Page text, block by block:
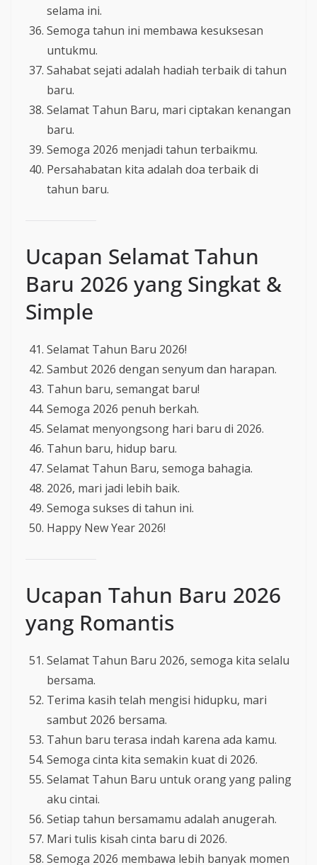
selama ini.
Semoga tahun ini membawa kesuksesan
untukmu.
Sahabat sejati adalah hadiah terbaik di tahun
baru.
Selamat Tahun Baru, mari ciptakan kenangan
baru.
Semoga 2026 menjadi tahun terbaikmu.
Persahabatan kita adalah doa terbaik di
tahun baru.
Ucapan Selamat Tahun
Baru 2026 yang Singkat &
Simple
Selamat Tahun Baru 2026!
Sambut 2026 dengan senyum dan harapan.
Tahun baru, semangat baru!
Semoga 2026 penuh berkah.
Selamat menyongsong hari baru di 2026.
Tahun baru, hidup baru.
Selamat Tahun Baru, semoga bahagia.
2026, mari jadi lebih baik.
Semoga sukses di tahun ini.
Happy New Year 2026!
Ucapan Tahun Baru 2026
yang Romantis
Selamat Tahun Baru 2026, semoga kita selalu
bersama.
Terima kasih telah mengisi hidupku, mari
sambut 2026 bersama.
Tahun baru terasa indah karena ada kamu.
Semoga cinta kita semakin kuat di 2026.
Selamat Tahun Baru untuk orang yang paling
aku cintai.
Setiap tahun bersamamu adalah anugerah.
Mari tulis kisah cinta baru di 2026.
Semoga 2026 membawa lebih banyak momen